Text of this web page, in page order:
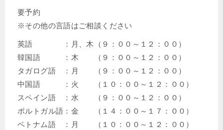
要予約
※その他の言語はご相談ください
英語 ：月、木（９：００～１２：００）
韓国語 ：木 （９：００～１２：００）
タガログ語 ：月 （９：００～１２：００）
中国語 ：火 （１０：００～１２：００）
スペイン語 ：水 （９：００～１２：００）
ポルトガル語：金 （１４：００～１７：００）
ベトナム語 ：月 （１０：００～１２：００）